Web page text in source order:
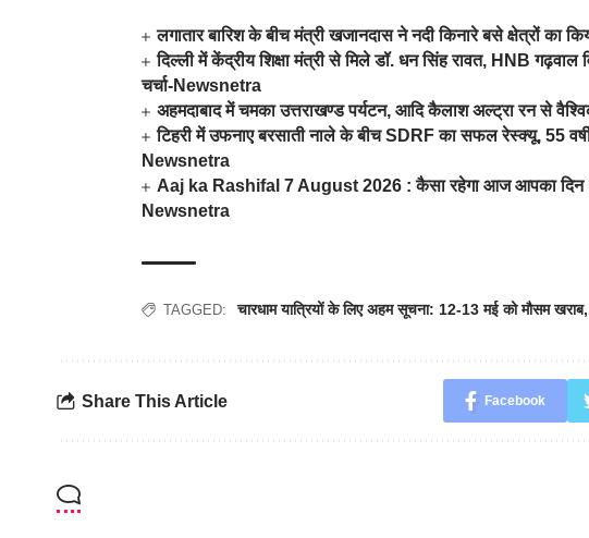
लगातार बारिश के बीच मंत्री खजानदास ने नदी किनारे बसे क्षेत्रों का
दिल्ली में केंद्रीय शिक्षा मंत्री से मिले डॉ. धन सिंह रावत, HNB गढ़वाल
चर्चा-Newsnetra
अहमदाबाद में चमका उत्तराखण्ड पर्यटन, आदि कैलाश अल्ट्रा रन से
टिहरी में उफनाए बरसाती नाले के बीच SDRF का सफल रेस्क्यू, 55
Newsnetra
Aaj ka Rashifal 7 August 2026 : कैसा रहेगा आज आपका दिन
Newsnetra
TAGGED: चारधाम यात्रियों के लिए अहम सूचना: 12-13 मई को मौसम खराब
Share This Article Facebook